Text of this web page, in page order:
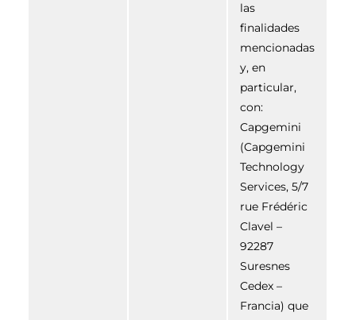
las
finalidades
mencionadas
y, en
particular,
con:
Capgemini
(Capgemini
Technology
Services, 5/7
rue Frédéric
Clavel –
92287
Suresnes
Cedex –
Francia) que